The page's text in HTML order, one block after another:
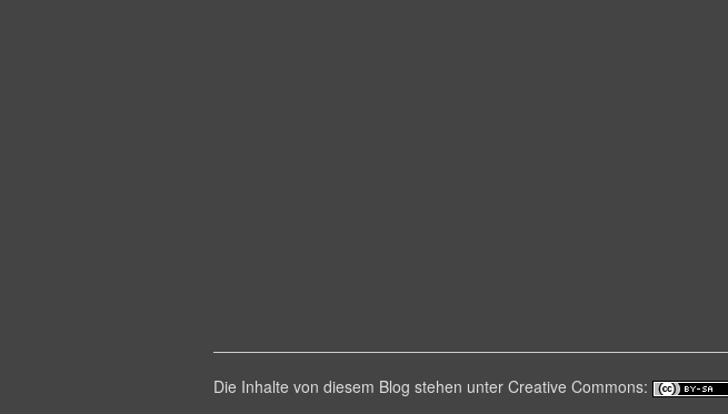
Die Inhalte von diesem Blog stehen unter Creative Commons: